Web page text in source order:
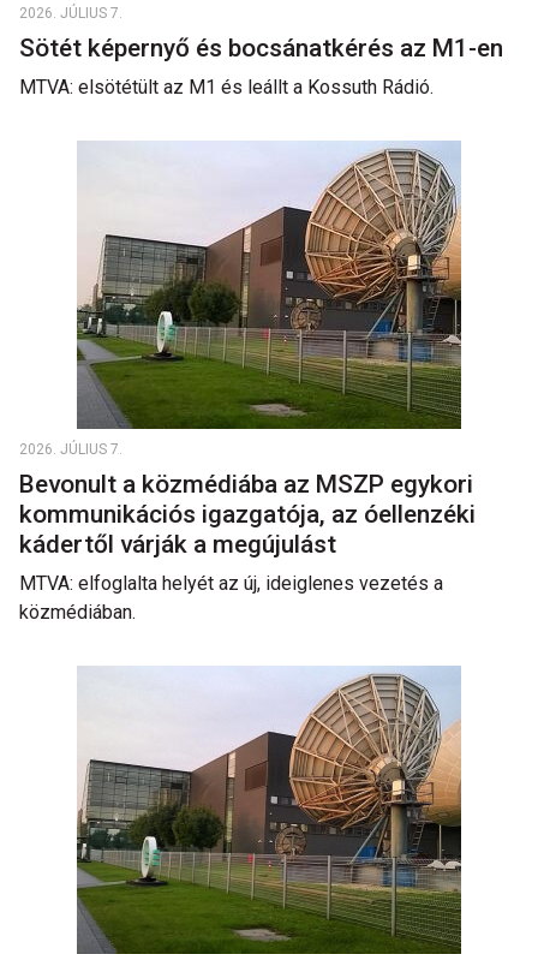
2026. JÚLIUS 7.
Sötét képernyő és bocsánatkérés az M1-en
MTVA: elsötétült az M1 és leállt a Kossuth Rádió.
2026. JÚLIUS 7.
Bevonult a közmédiába az MSZP egykori
kommunikációs igazgatója, az óellenzéki
kádertől várják a megújulást
MTVA: elfoglalta helyét az új, ideiglenes vezetés a
közmédiában.